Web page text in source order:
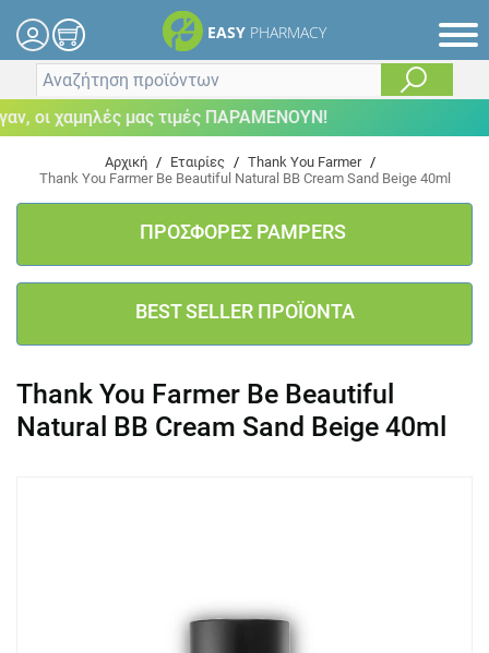
EASY PHARMACY
οι χαμηλές μας τιμές ΠΑΡΑΜΕΝΟΥΝ!
Αρχική / Εταιρίες / Thank You Farmer /
Thank You Farmer Βe Beautiful Natural BB Cream Sand Beige 40ml
ΠΡΟΣΦΟΡΕΣ PAMPERS
BEST SELLER ΠΡΟΪΟΝΤΑ
Thank You Farmer Βe Beautiful
Natural BB Cream Sand Beige 40ml